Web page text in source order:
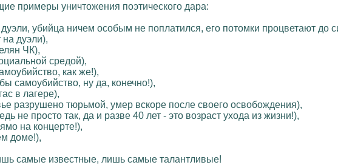
примеры уничтожения поэтического дара:
убийца ничем особым не поплатился, его потомки процветают до
дуэли),
ЧК),
средой),
как же!),
самоубийство, ну да, конечно!),
в лагере),
разрушено тюрьмой, умер вскоре после своего освобождения),
не просто так, да и разве 40 лет - это возраст ухода из жизни!),
на концерте!),
доме!),
самые известные, лишь самые талантливые!